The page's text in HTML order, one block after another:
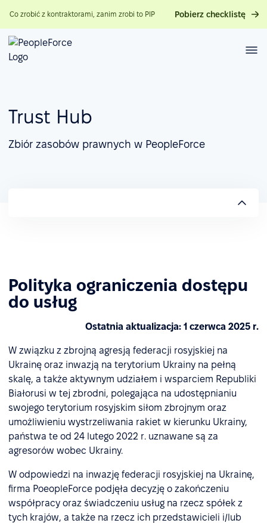
Co zrobić z kontraktorami, zanim zrobi to PIP Pobierz checklistę
Trust Hub
Zbiór zasobów prawnych w PeopleForce
Polityka ograniczenia dostępu
do usług
Ostatnia aktualizacja: 1 czerwca 2025 r.
W związku z zbrojną agresją federacji rosyjskiej na
Ukrainę oraz inwazją na terytorium Ukrainy na pełną
skalę, a także aktywnym udziałem i wsparciem Republiki
Białorusi w tej zbrodni, polegająca na udostępnianiu
swojego terytorium rosyjskim siłom zbrojnym oraz
umożliwieniu wystrzeliwania rakiet w kierunku Ukrainy,
państwa te od 24 lutego 2022 r. uznawane są za
agresorów wobec Ukrainy.
W odpowiedzi na inwazję federacji rosyjskiej na Ukrainę,
firma PoeopleForce podjęła decyzję o zakończeniu
współpracy oraz świadczeniu usług na rzecz spółek z
tych krajów, a także na rzecz ich przedstawicieli i/lub